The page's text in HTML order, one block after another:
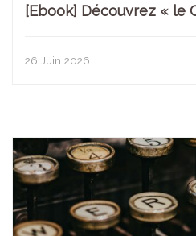
[Ebook] Découvrez « le
26 Juin 2026